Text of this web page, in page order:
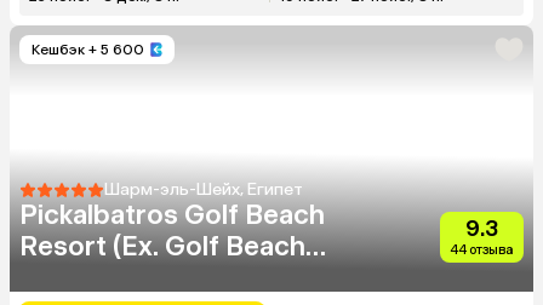
Кешбэк + 5 600
Шарм-эль-Шейх, Египет
Pickalbatros Golf Beach
Resort (Ex. Golf Beach
9.3
44 отзыва